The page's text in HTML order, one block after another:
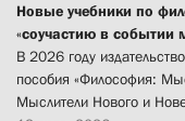
Новые учебники по
«соучастию в событии
В 2026 году
пособия «Философия:
Мыслители Нового и